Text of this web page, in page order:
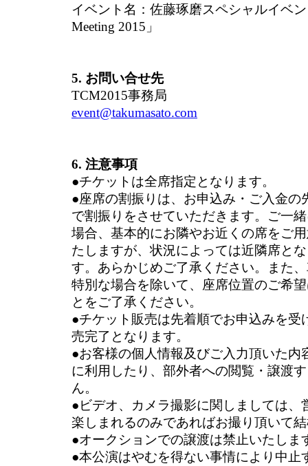
イベント名：佐藤琢磨スペシャルイベン
Meeting 2015」
5. お問い合せ先
TCM2015事務局
event@takumasato.com
6. 注意事項
●チケットは全席指定となります。
●座席の割振りは、お申込み・ご入金の
で割振りをさせていただきます。ご一
場合、基本的にお隣やお近くの席をご
たしますが、状況によっては近隣席と
す。あらかじめご了承ください。また
特別な場合を除いて、座席位置のご希
とをご了承ください。
●チケット販売は先着順でお申込みを受
売完了となります。
●お客様の個人情報及びご入力頂いた内
に利用したり、部外者への閲覧・譲渡
ん。
●ビデオ、カメラ撮影に関しましては、
楽しまれるのみであればお撮り頂いて
●オークションでの譲渡は禁止いたしま
●本公演はやむを得ない事情により中止